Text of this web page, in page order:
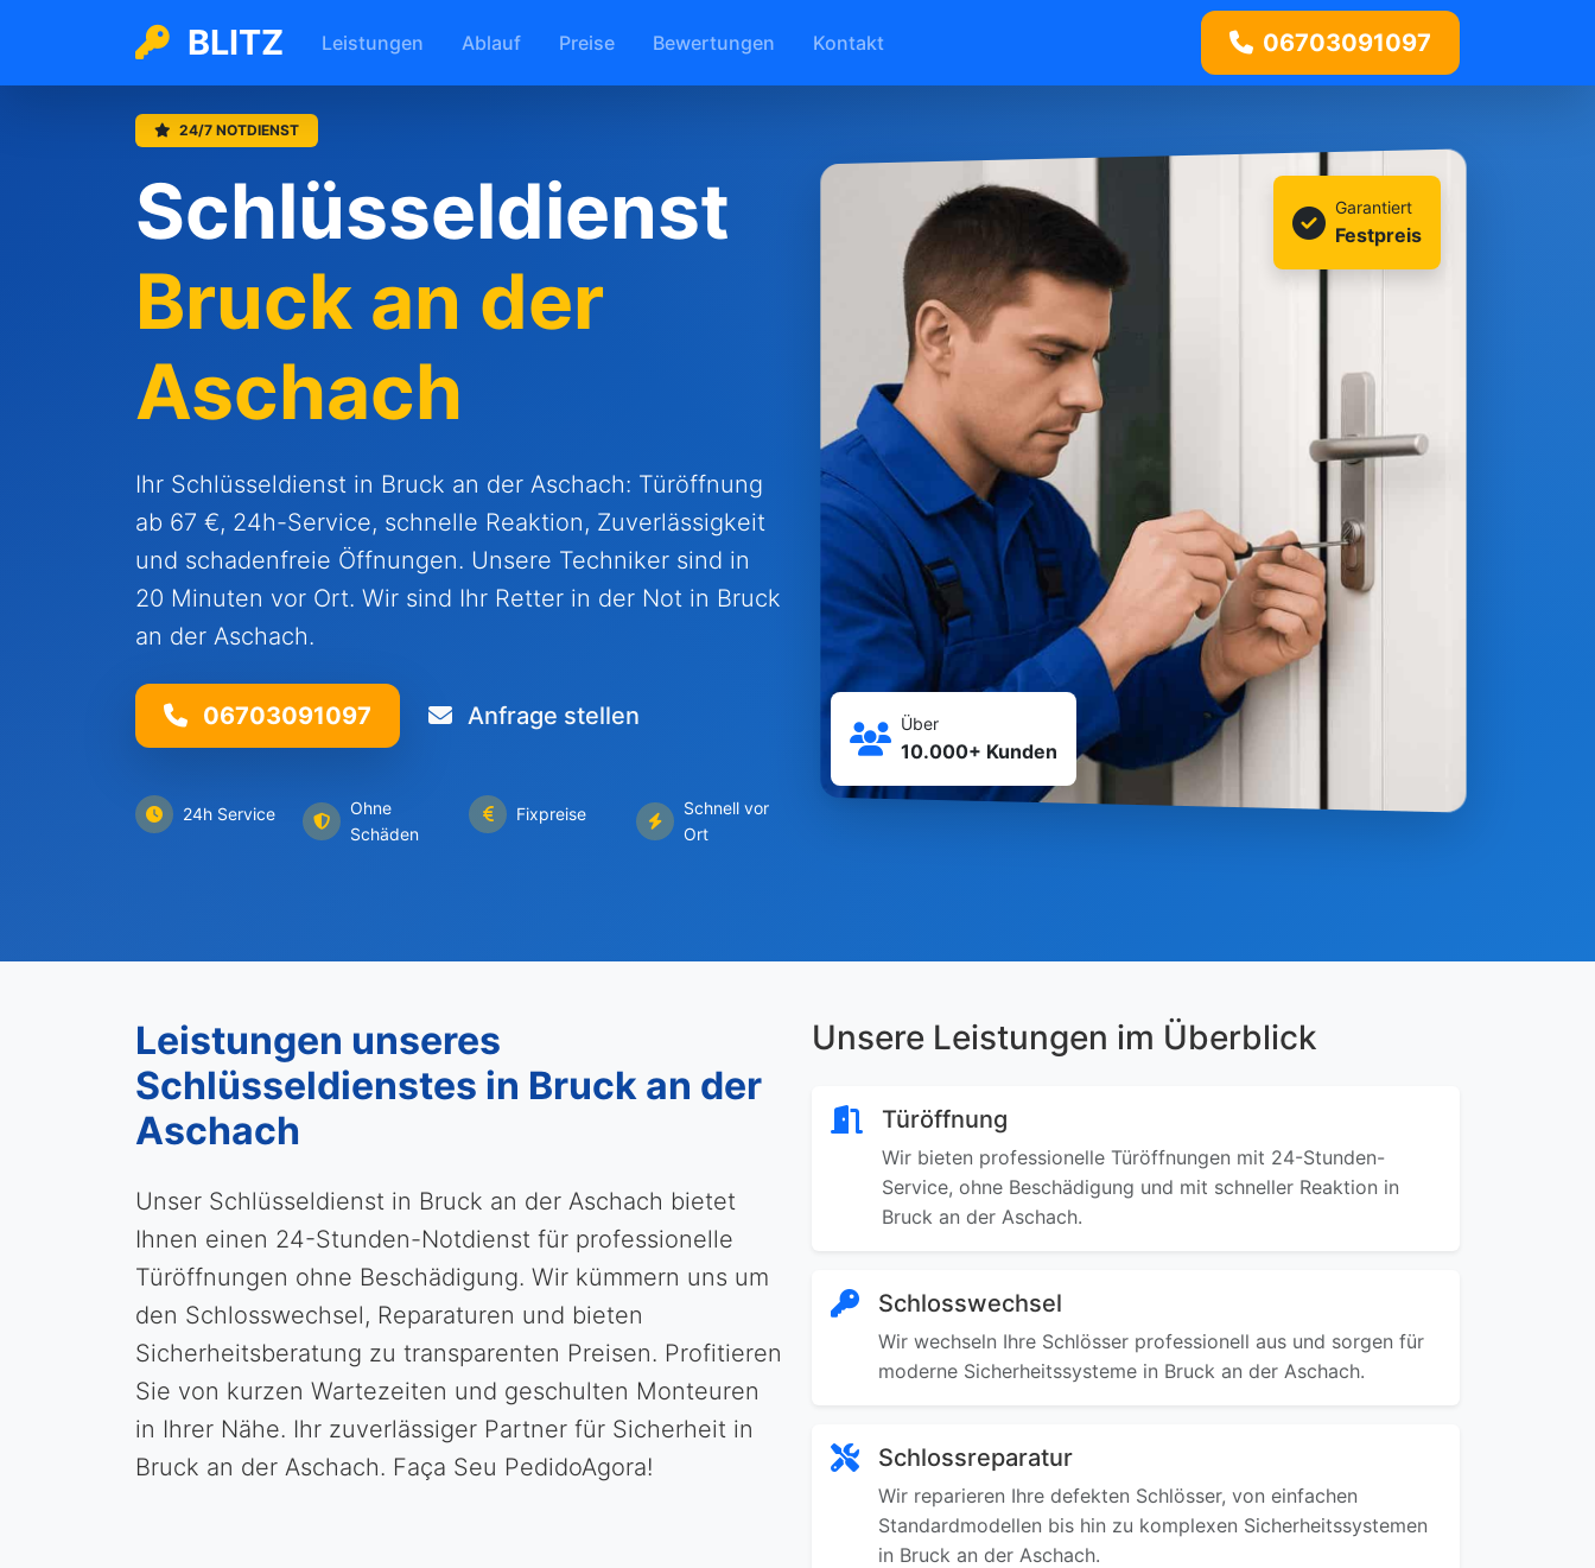
BLITZ Leistungen Ablauf Preise Bewertungen Kontakt 06703091097
24/7 NOTDIENST
Schlüsseldienst
Bruck an der
Aschach
Ihr Schlüsseldienst in Bruck an der Aschach: Türöffnung
ab 67 €, 24h-Service, schnelle Reaktion, Zuverlässigkeit
und schadenfreie Öffnungen. Unsere Techniker sind in
20 Minuten vor Ort. Wir sind Ihr Retter in der Not in Bruck
an der Aschach.
06703091097 Anfrage stellen
24h Service
Ohne
Schäden
Fixpreise
Schnell vor
Ort
Garantiert
Festpreis
Über
10.000+ Kunden
Leistungen unseres
Schlüsseldienstes in Bruck an der
Aschach
Unser Schlüsseldienst in Bruck an der Aschach bietet
Ihnen einen 24-Stunden-Notdienst für professionelle
Türöffnungen ohne Beschädigung. Wir kümmern uns um
den Schlosswechsel, Reparaturen und bieten
Sicherheitsberatung zu transparenten Preisen. Profitieren
Sie von kurzen Wartezeiten und geschulten Monteuren
in Ihrer Nähe. Ihr zuverlässiger Partner für Sicherheit in
Bruck an der Aschach. Faça Seu PedidoAgora!
Unsere Leistungen im Überblick
Türöffnung
Wir bieten professionelle Türöffnungen mit 24-Stunden-
Service, ohne Beschädigung und mit schneller Reaktion in
Bruck an der Aschach.
Schlosswechsel
Wir wechseln Ihre Schlösser professionell aus und sorgen für
moderne Sicherheitssysteme in Bruck an der Aschach.
Schlossreparatur
Wir reparieren Ihre defekten Schlösser, von einfachen
Standardmodellen bis hin zu komplexen Sicherheitssystemen
in Bruck an der Aschach.